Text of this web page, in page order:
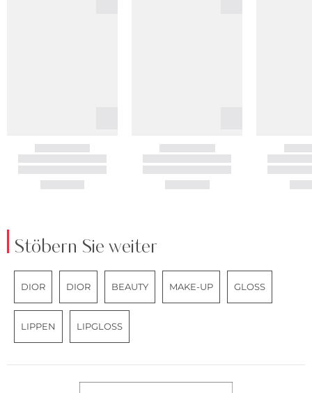
Stöbern Sie weiter
DIOR DIOR BEAUTY MAKE-UP GLOSS
LIPPEN LIPGLOSS